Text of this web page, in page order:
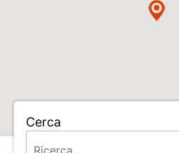
Cerca
Home ALLEVAMENTO